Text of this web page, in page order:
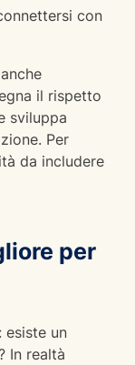
con
il rispetto
sviluppa
Per
da includere
per
esiste un
In realtà